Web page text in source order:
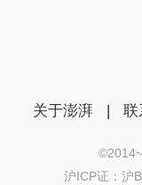
关于澎湃 | 联
©2014~
沪ICP证：沪